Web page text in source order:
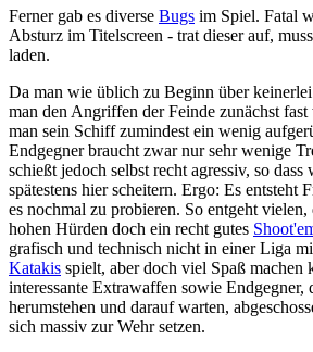
Ferner gab es diverse Bugs im Spiel. Fatal
Absturz im Titelscreen - trat dieser auf,
laden.
Da man wie üblich zu Beginn über
man den Angriffen der Feinde zunächst
man sein Schiff zumindest ein wenig
Endgegner braucht zwar nur sehr wenige
schießt jedoch selbst recht agressiv, so
spätestens hier scheitern. Ergo: Es entsteht
es nochmal zu probieren. So entgeht vielen,
hohen Hürden doch ein recht gutes
grafisch und technisch nicht in einer Liga
Katakis spielt, aber doch viel Spaß machen
interessante Extrawaffen sowie Endgegner,
herumstehen und darauf warten,
sich massiv zur Wehr setzen.